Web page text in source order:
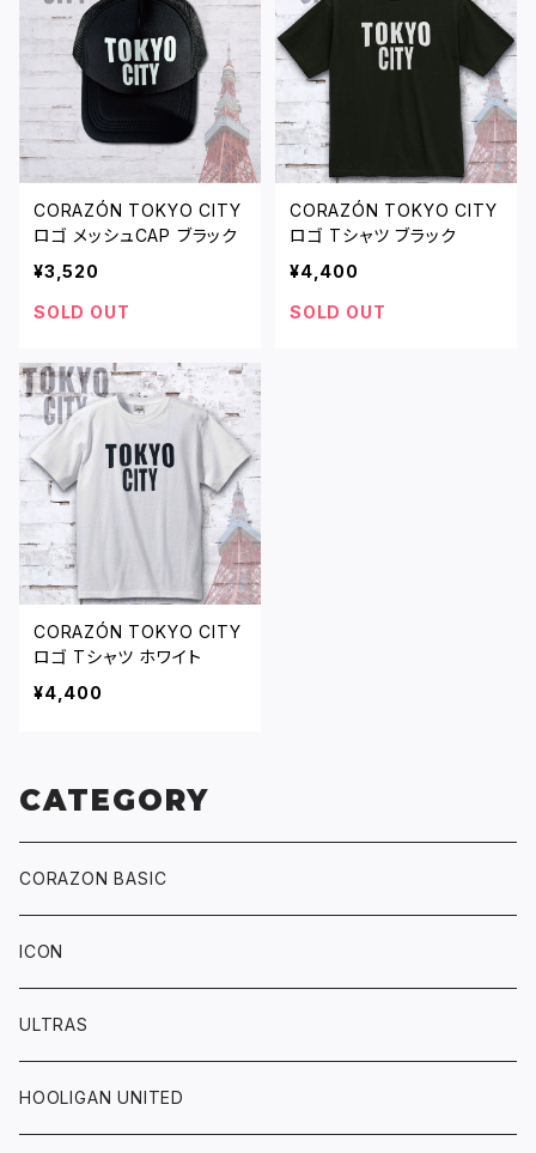
CORAZÓN TOKYO CITY
ロゴ メッシュCAP ブラック
¥3,520
SOLD OUT
CORAZÓN TOKYO CITY
ロゴ Tシャツ ブラック
¥4,400
SOLD OUT
CORAZÓN TOKYO CITY
ロゴ Tシャツ ホワイト
¥4,400
CATEGORY
CORAZON BASIC
ICON
ULTRAS
HOOLIGAN UNITED